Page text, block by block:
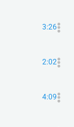
3:26
2:02
4:09